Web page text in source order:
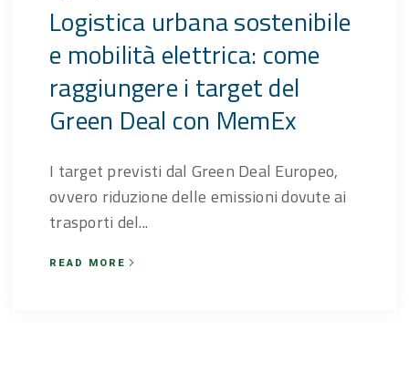
Logistica urbana sostenibile
e mobilità elettrica: come
raggiungere i target del
Green Deal con MemEx
I target previsti dal Green Deal Europeo,
ovvero riduzione delle emissioni dovute ai
trasporti del...
READ MORE